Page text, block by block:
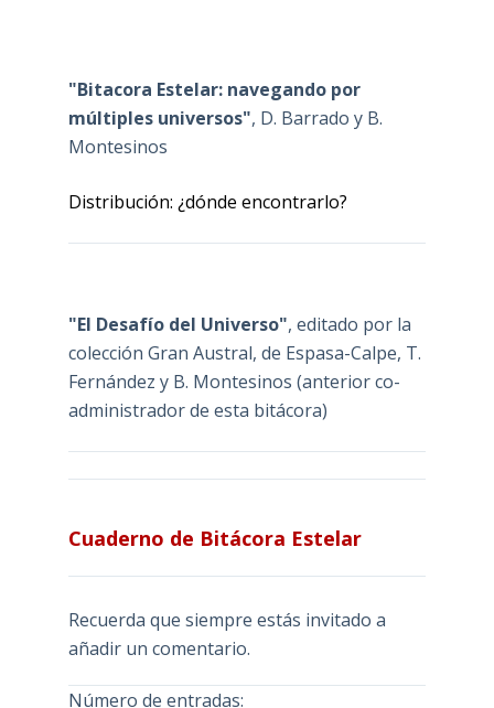
"Bitacora Estelar: navegando por
múltiples universos", D. Barrado y B.
Montesinos
Distribución: ¿dónde encontrarlo?
"El Desafío del Universo", editado por la
colección Gran Austral, de Espasa-Calpe, T.
Fernández y B. Montesinos (anterior co-
administrador de esta bitácora)
Cuaderno de Bitácora Estelar
Recuerda que siempre estás invitado a
añadir un comentario.
Número de entradas: